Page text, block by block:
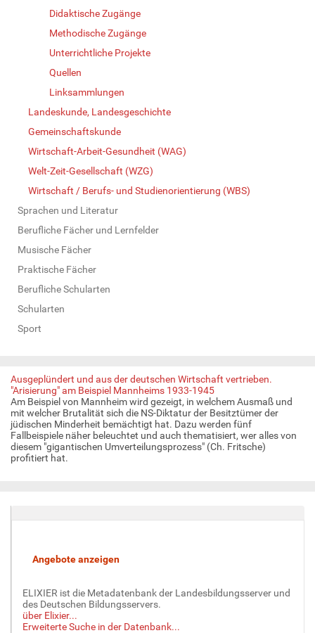
Didaktische Zugänge
Methodische Zugänge
Unterrichtliche Projekte
Quellen
Linksammlungen
Landeskunde, Landesgeschichte
Gemeinschaftskunde
Wirtschaft-Arbeit-Gesundheit (WAG)
Welt-Zeit-Gesellschaft (WZG)
Wirtschaft / Berufs- und Studienorientierung (WBS)
Sprachen und Literatur
Berufliche Fächer und Lernfelder
Musische Fächer
Praktische Fächer
Berufliche Schularten
Schularten
Sport
Ausgeplündert und aus der deutschen Wirtschaft vertrieben.
"Arisierung" am Beispiel Mannheims 1933-1945
Am Beispiel von Mannheim wird gezeigt, in welchem Ausmaß und
mit welcher Brutalität sich die NS-Diktatur der Besitztümer der
jüdischen Minderheit bemächtigt hat. Dazu werden fünf
Fallbeispiele näher beleuchtet und auch thematisiert, wer alles von
diesem "gigantischen Umverteilungsprozess" (Ch. Fritsche)
profitiert hat.
ELIXIER ist die Metadatenbank der Landesbildungsserver und
des Deutschen Bildungsservers.
über Elixier...
Erweiterte Suche in der Datenbank...